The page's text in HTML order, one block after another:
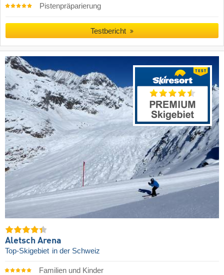
Pistenpräparierung
Testbericht
Aletsch Arena
Top-Skigebiet in der Schweiz
Familien und Kinder